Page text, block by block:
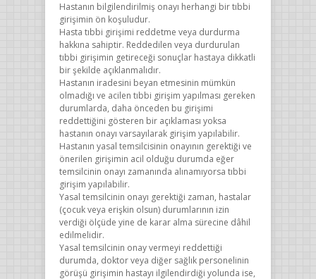
Hastanın bilgilendirilmiş onayı herhangi bir tıbbi
girişimin ön koşuludur.
Hasta tıbbi girişimi reddetme veya durdurma
hakkına sahiptir. Reddedilen veya durdurulan
tıbbi girişimin getireceği sonuçlar hastaya dikkatli
bir şekilde açıklanmalıdır.
Hastanın iradesini beyan etmesinin mümkün
olmadığı ve acilen tıbbi girişim yapılması gereken
durumlarda, daha önceden bu girişimi
reddettiğini gösteren bir açıklaması yoksa
hastanın onayı varsayılarak girişim yapılabilir.
Hastanın yasal temsilcisinin onayının gerektiği ve
önerilen girişimin acil olduğu durumda eğer
temsilcinin onayı zamanında alınamıyorsa tıbbi
girişim yapılabilir.
Yasal temsilcinin onayı gerektiği zaman, hastalar
(çocuk veya erişkin olsun) durumlarının izin
verdiği ölçüde yine de karar alma sürecine dâhil
edilmelidir.
Yasal temsilcinin onay vermeyi reddettiği
durumda, doktor veya diğer sağlık personelinin
görüşü girişimin hastayı ilgilendirdiği yolunda ise,